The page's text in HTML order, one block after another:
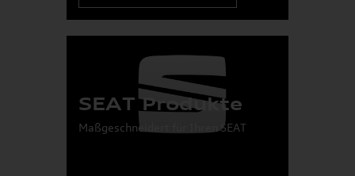
SEAT Produkte
Maßgeschneidert für Ihren SEAT